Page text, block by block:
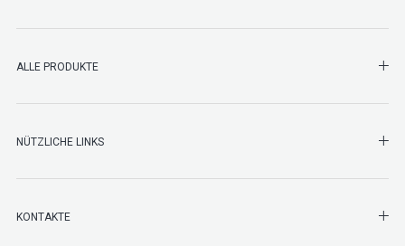
ALLE PRODUKTE
NÜTZLICHE LINKS
KONTAKTE